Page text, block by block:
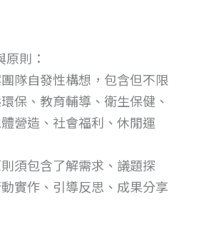
則：
團隊自發性構想，包含但不限
保、教育輔導、衛生保健、
營造、社會福利、休閒運
則須包含了解需求、議題探
實作、引導反思、成果分享